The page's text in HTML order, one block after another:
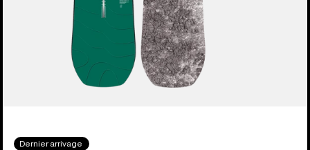
Dernier arrivage